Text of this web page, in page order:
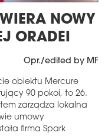
NOWY
ORADEI
Opr./edited by MF
obiektu Mercure
90 pokoi, to 26.
zarządza lokalna
umowy
firma Spark